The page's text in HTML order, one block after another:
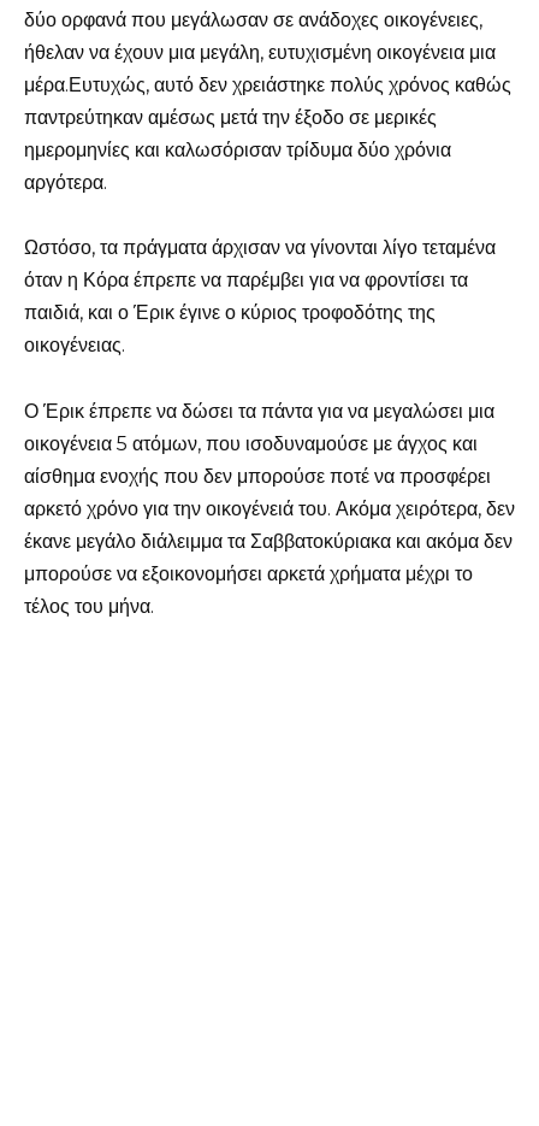
δύο ορφανά που μεγάλωσαν σε ανάδοχες οικογένειες,
ήθελαν να έχουν μια μεγάλη, ευτυχισμένη οικογένεια μια
μέρα.Ευτυχώς, αυτό δεν χρειάστηκε πολύς χρόνος καθώς
παντρεύτηκαν αμέσως μετά την έξοδο σε μερικές
ημερομηνίες και καλωσόρισαν τρίδυμα δύο χρόνια
αργότερα.
Ωστόσο, τα πράγματα άρχισαν να γίνονται λίγο τεταμένα
όταν η Κόρα έπρεπε να παρέμβει για να φροντίσει τα
παιδιά, και ο Έρικ έγινε ο κύριος τροφοδότης της
οικογένειας.
Ο Έρικ έπρεπε να δώσει τα πάντα για να μεγαλώσει μια
οικογένεια 5 ατόμων, που ισοδυναμούσε με άγχος και
αίσθημα ενοχής που δεν μπορούσε ποτέ να προσφέρει
αρκετό χρόνο για την οικογένειά του. Ακόμα χειρότερα, δεν
έκανε μεγάλο διάλειμμα τα Σαββατοκύριακα και ακόμα δεν
μπορούσε να εξοικονομήσει αρκετά χρήματα μέχρι το
τέλος του μήνα.